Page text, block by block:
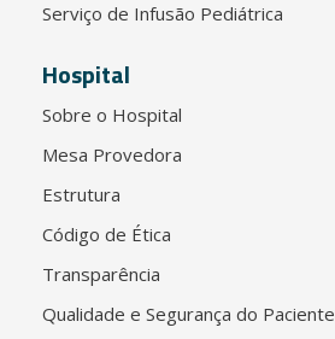
Serviço de Infusão Pediátrica
Hospital
Sobre o Hospital
Mesa Provedora
Estrutura
Código de Ética
Transparência
Qualidade e Segurança do Paciente